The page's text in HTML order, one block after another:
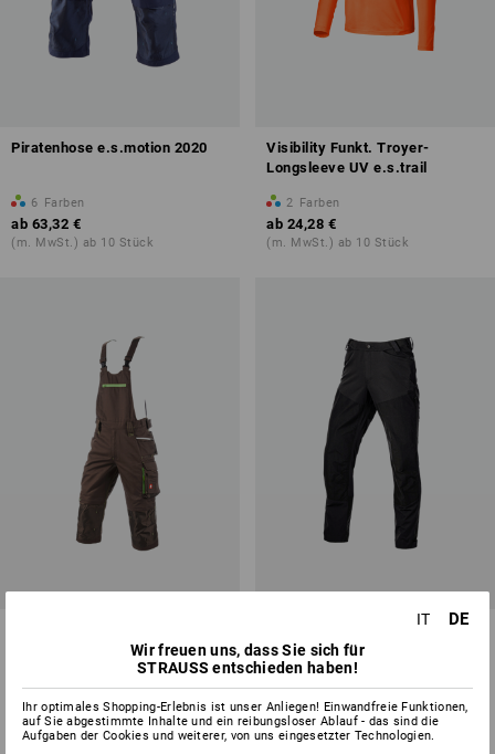
Piratenhose e.s.motion 2020
6 Farben
ab 63,32 €
(m. MwSt.) ab 10 Stück
Visibility Funkt. Troyer-
Longsleeve UV e.s.trail
2 Farben
ab 24,28 €
(m. MwSt.) ab 10 Stück
5 Farben
ab 73,08 €
(m. MwSt.) ab 10 Stück
Hybrid Funktionshose e.s.trail
6 Farben
ab 60,88 €
(m. MwSt.) ab 10 Stück
IT DE
Wir freuen uns, dass Sie sich für
STRAUSS entschieden haben!
Ihr optimales Shopping-Erlebnis ist unser Anliegen! Einwandfreie Funktionen,
auf Sie abgestimmte Inhalte und ein reibungsloser Ablauf - das sind die
Aufgaben der Cookies und weiterer, von uns eingesetzter Technologien.